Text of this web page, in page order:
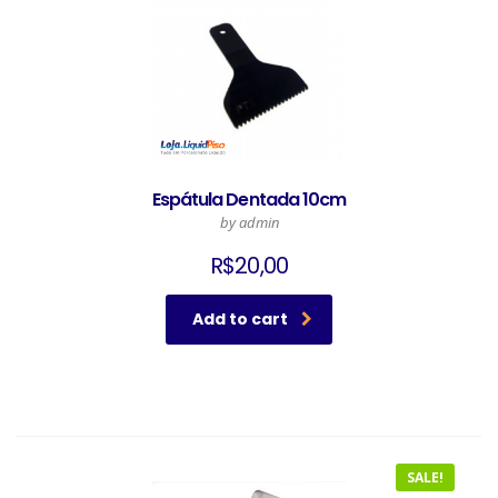
Espátula Dentada 10cm
by admin
R$20,00
Add to cart
SALE!